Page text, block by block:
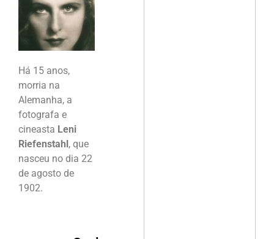
Há 15 anos,
morria na
Alemanha, a
fotografa e
cineasta Leni
Riefenstahl , que
nasceu no dia 22
de agosto de
1902.